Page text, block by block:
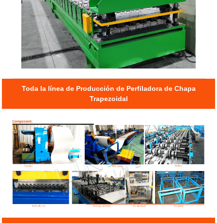
Toda la línea de Producción de Perfiladora de Chapa
Trapezoidal